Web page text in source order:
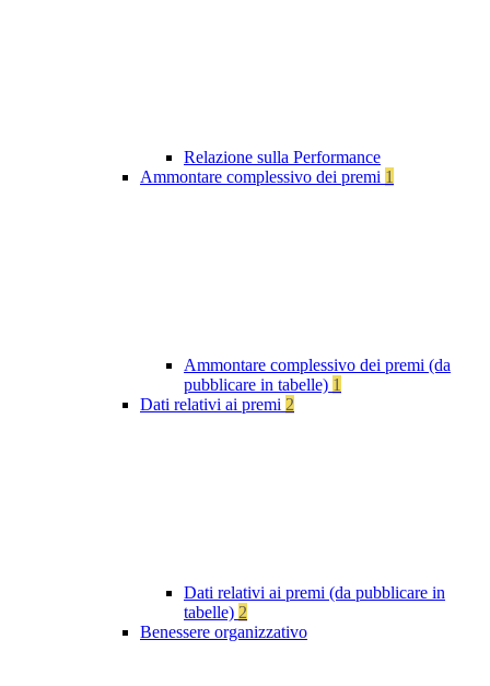
Relazione sulla Performance
Ammontare complessivo dei premi 1
Ammontare complessivo dei premi (da
pubblicare in tabelle) 1
Dati relativi ai premi 2
Dati relativi ai premi (da pubblicare in
tabelle) 2
Benessere organizzativo